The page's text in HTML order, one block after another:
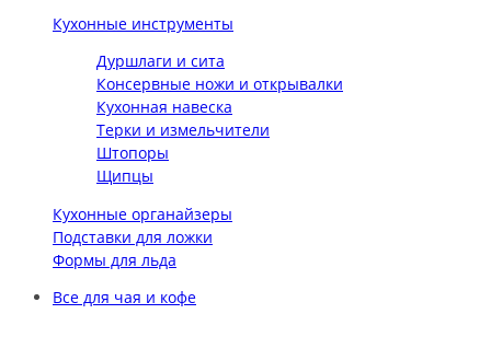
Кухонные инструменты
Дуршлаги и сита
Консервные ножи и открывалки
Кухонная навеска
Терки и измельчители
Штопоры
Щипцы
Кухонные органайзеры
Подставки для ложки
Формы для льда
Все для чая и кофе